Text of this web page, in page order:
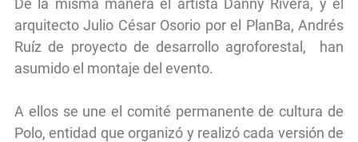
arquitecto Julio César Osorio por el PlanBa, Andrés
Ruíz de proyecto de desarrollo agroforestal, han
asumido el montaje del evento.
A ellos se une el comité permanente de cultura de
Polo, entidad que organizó y realizó cada versión de